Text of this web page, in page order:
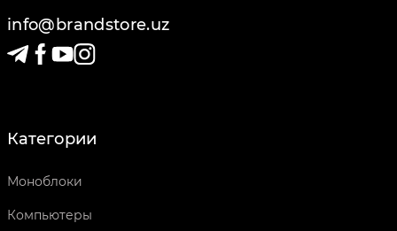
info@brandstore.uz
Категории
Моноблоки
Компьютеры